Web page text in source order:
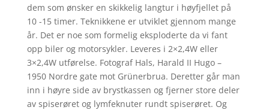
dem som ønsker en skikkelig langtur i høyfjellet på
10 -15 timer. Teknikkene er utviklet gjennom mange
år. Det er noe som formelig eksploderte da vi fant
opp biler og motorsykler. Leveres i 2×2,4W eller
3×2,4W utførelse. Fotograf Hals, Harald II Hugo –
1950 Nordre gate mot Grünerbrua. Deretter går man
inn i høyre side av brystkassen og fjerner store deler
av spiserøret og lymfeknuter rundt spiserøret. Og